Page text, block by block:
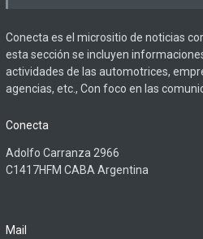
Conecta es el micrositio de noticias
esta sección se incluyen
actividades de las automotrices,
agencias, etc., Con foco en las
Conecta
Adolfo Carranza 2966
C1417HFM CABA Argentina
Mail